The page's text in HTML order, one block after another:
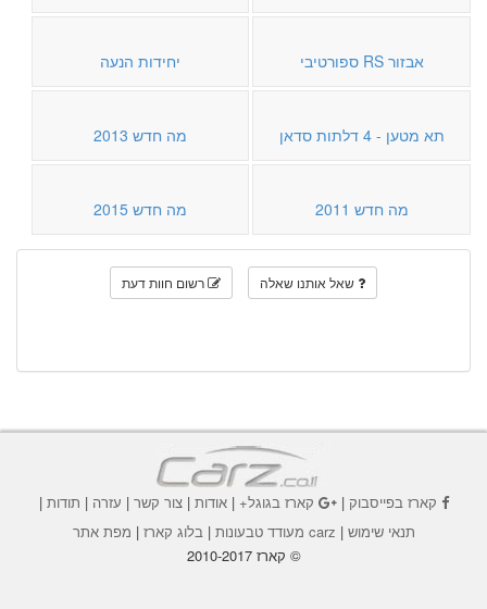
אבזור RS ספורטיבי יחידות הנעה
תא מטען - 4 דלתות סדאן מה חדש 2013
מה חדש 2011 מה חדש 2015
שאל אותנו שאלה רשום חוות דעת
קארז בפייסבוק| קארז בגוגל+|אודות |צור קשר | עזרה | תודות |
תנאי שימוש | carz מעודד טבעונות |בלוג קארז | מפת אתר
© קארז 2010-2017